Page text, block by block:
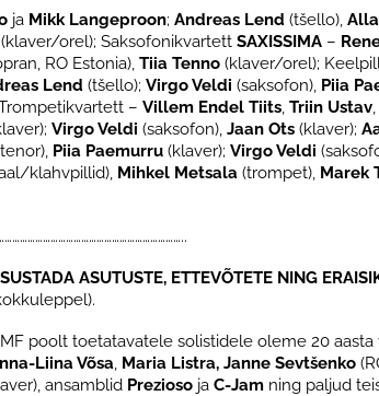
ja Mikk Langeproon; Andreas Lend (tšello),
(klaver/orel); Saksofonikvartett SAXISSIMA –
RO Estonia), Tiia Tenno (klaver/orel);
Lend (tšello); Virgo Veldi (saksofon), Piia
– Villem Endel Tiits, Triin Ustav,
Virgo Veldi (saksofon), Jaan Ots (klaver);
Piia Paemurru (klaver); Virgo Veldi
klahvpillid), Mihkel Metsala (trompet), Marek
ASUTUSTE, ETTEVÕTETE NING
poolt toetatavatele solistidele oleme 20
Liina Võsa, Maria Listra, Janne Sevtšenko
ansamblid Prezioso ja C-Jam ning paljud